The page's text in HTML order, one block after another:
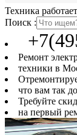
Техника
Поиск :
Ремонт
техники в
что вам так
Требуйте
на первый